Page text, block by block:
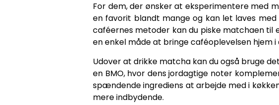
For dem, der ønsker at eksperimentere med
en favorit blandt mange og kan let laves
caféernes metoder kan du piske matchaen til
en enkel måde at bringe caféoplevelsen hjem i
Udover at drikke matcha kan du også bruge
en BMO, hvor dens jordagtige noter
spændende ingrediens at arbejde med i
mere indbydende.